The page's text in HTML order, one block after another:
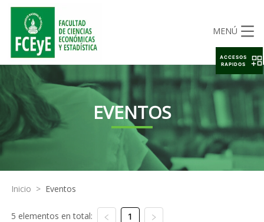
MENÚ
EVENTOS
Inicio > Eventos
5 elementos en total: 1
ACCESOS
RAPIDOS